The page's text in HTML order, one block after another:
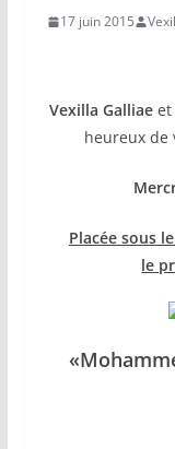
17 juin 2015
Vexilla Galliaeet
heureux de
Placée sous
le